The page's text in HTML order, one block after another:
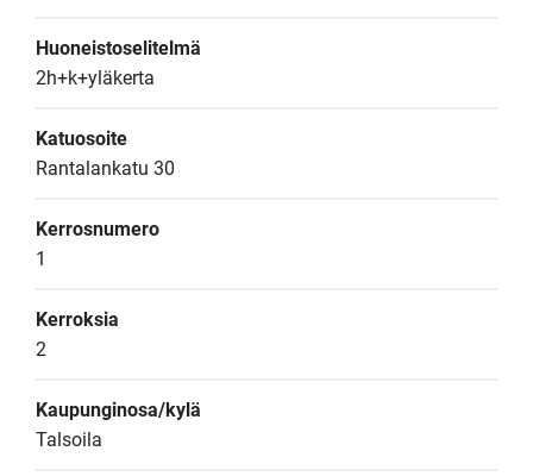
Huoneistoselitelmä
2h+k+yläkerta
Katuosoite
Rantalankatu 30
Kerrosnumero
1
Kerroksia
2
Kaupunginosa/kylä
Talsoila